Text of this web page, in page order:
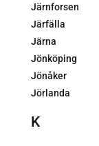
Järnforsen
Järfälla
Järna
Jönköping
Jönåker
Jörlanda
K